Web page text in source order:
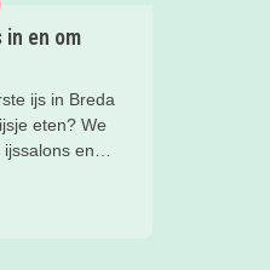
in en om
ijs in Breda
eten? We
en
lekker ijsje
rijtje gezet.